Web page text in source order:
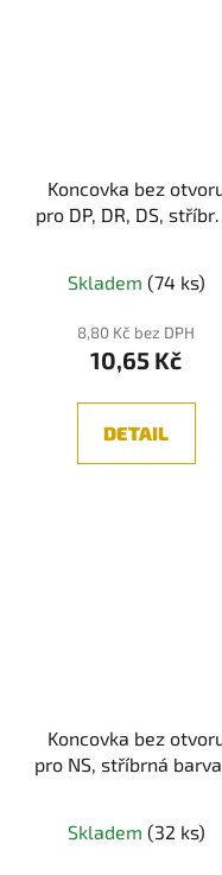
Koncovka bez
pro DP, DR, DS,
Skladem (74 ks)
8,80 Kč bez DPH
10,65 Kč
DETAIL
Koncovka bez
pro NS, stříbrná
Skladem (32 ks)